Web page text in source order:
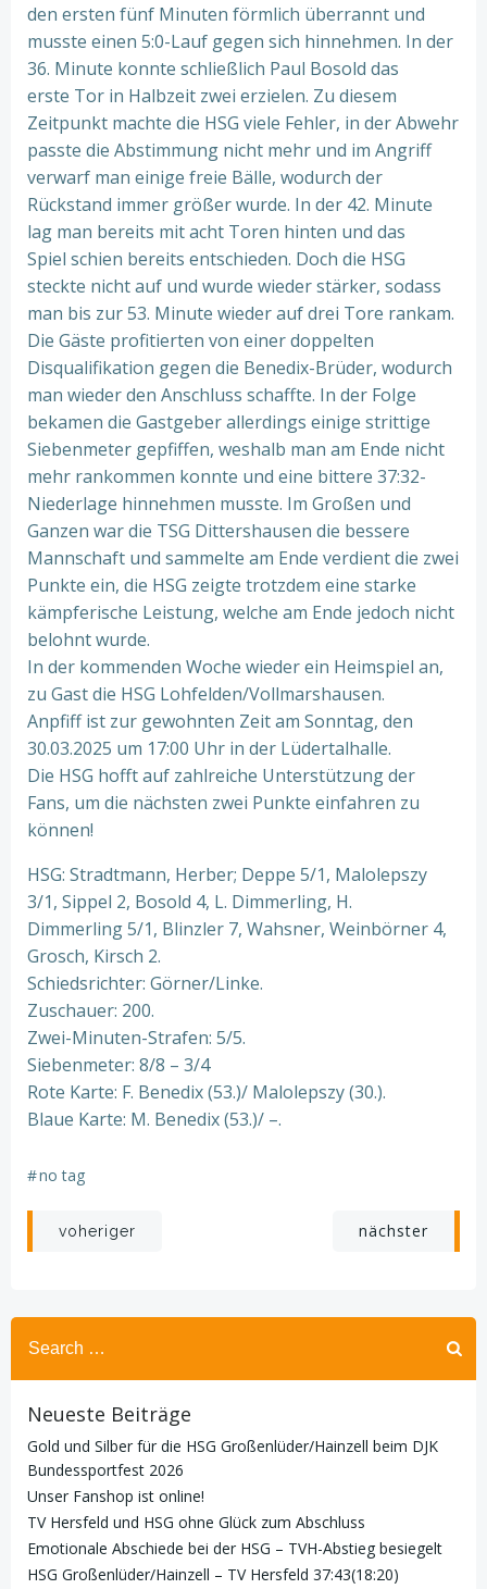
den ersten fünf Minuten förmlich überrannt und
musste einen 5:0-Lauf gegen sich hinnehmen. In der
36. Minute konnte schließlich Paul Bosold das
erste Tor in Halbzeit zwei erzielen. Zu diesem
Zeitpunkt machte die HSG viele Fehler, in der Abwehr
passte die Abstimmung nicht mehr und im Angriff
verwarf man einige freie Bälle, wodurch der
Rückstand immer größer wurde. In der 42. Minute
lag man bereits mit acht Toren hinten und das
Spiel schien bereits entschieden. Doch die HSG
steckte nicht auf und wurde wieder stärker, sodass
man bis zur 53. Minute wieder auf drei Tore rankam.
Die Gäste profitierten von einer doppelten
Disqualifikation gegen die Benedix-Brüder, wodurch
man wieder den Anschluss schaffte. In der Folge
bekamen die Gastgeber allerdings einige strittige
Siebenmeter gepfiffen, weshalb man am Ende nicht
mehr rankommen konnte und eine bittere 37:32-
Niederlage hinnehmen musste. Im Großen und
Ganzen war die TSG Dittershausen die bessere
Mannschaft und sammelte am Ende verdient die zwei
Punkte ein, die HSG zeigte trotzdem eine starke
kämpferische Leistung, welche am Ende jedoch nicht
belohnt wurde.
In der kommenden Woche wieder ein Heimspiel an,
zu Gast die HSG Lohfelden/Vollmarshausen.
Anpfiff ist zur gewohnten Zeit am Sonntag, den
30.03.2025 um 17:00 Uhr in der Lüdertalhalle.
Die HSG hofft auf zahlreiche Unterstützung der
Fans, um die nächsten zwei Punkte einfahren zu
können!
HSG: Stradtmann, Herber; Deppe 5/1, Malolepszy
3/1, Sippel 2, Bosold 4, L. Dimmerling, H.
Dimmerling 5/1, Blinzler 7, Wahsner, Weinbörner 4,
Grosch, Kirsch 2.
Schiedsrichter: Görner/Linke.
Zuschauer: 200.
Zwei-Minuten-Strafen: 5/5.
Siebenmeter: 8/8 – 3/4
Rote Karte: F. Benedix (53.)/ Malolepszy (30.).
Blaue Karte: M. Benedix (53.)/ –.
#no tag
Beitragsnavigation
voheriger nächster
Search
for:
Neueste Beiträge
Gold und Silber für die HSG Großenlüder/Hainzell beim DJK
Bundessportfest 2026
Unser Fanshop ist online!
TV Hersfeld und HSG ohne Glück zum Abschluss
Emotionale Abschiede bei der HSG – TVH-Abstieg besiegelt
HSG Großenlüder/Hainzell – TV Hersfeld 37:43(18:20)